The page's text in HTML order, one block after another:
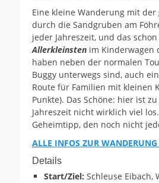
Eine kleine Wanderung mit der
durch die Sandgruben am
jeder Jahreszeit, und das
Allerkleinsten im Kinderwagen
haben neben der normalen
Buggy unterwegs sind, auch
Route für Familien mit kleinen
Punkte). Das Schöne: hier ist
Jahreszeit nicht wirklich viel
Geheimtipp, den noch nicht
ALLE INFOS ZUR
Details
Start/Ziel: Schleuse Eibach,